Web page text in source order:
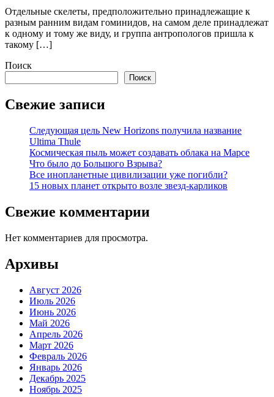
Отдельные скелеты, предположительно принадлежащие к
разным ранним видам гоминидов, на самом деле принадлежат
к одному и тому же виду, и группа антропологов пришла к
такому […]
Поиск
Поиск
Свежие записи
Следующая цель New Horizons получила название
Ultima Thule
Космическая пыль может создавать облака на Марсе
Что было до Большого Взрыва?
Все инопланетные цивилизации уже погибли?
15 новых планет открыто возле звезд-карликов
Свежие комментарии
Нет комментариев для просмотра.
Архивы
Август 2026
Июль 2026
Июнь 2026
Май 2026
Апрель 2026
Март 2026
Февраль 2026
Январь 2026
Декабрь 2025
Ноябрь 2025